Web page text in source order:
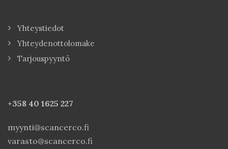
Yhteystiedot
Yhteydenottolomake
Tarjouspyyntö
+358 40 1625 227
myynti@scancerco.fi
varasto@scancerco.fi